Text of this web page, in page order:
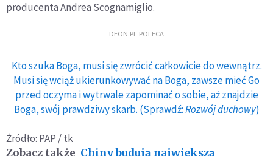
producenta Andrea Scognamiglio.
DEON.PL POLECA
Kto szuka Boga, musi się zwrócić całkowicie do wewnątrz.
Musi się wciąż ukierunkowywać na Boga, zawsze mieć Go
przed oczyma i wytrwale zapominać o sobie, aż znajdzie
Boga, swój prawdziwy skarb. (Sprawdź:Rozwój duchowy)
Źródło: PAP / tk
Zobacz także Chiny budują największą